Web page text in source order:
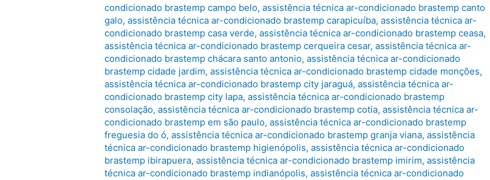
condicionado brastemp campo belo,assistência técnica ar-condicionado brastemp canto
galo,assistência técnica ar-condicionado brastemp carapicuíba,assistência técnica ar-
condicionado brastemp casa verde,assistência técnica ar-condicionado brastemp ceasa,
assistência técnica ar-condicionado brastemp cerqueira cesar,assistência técnica ar-
condicionado brastemp chácara santo antonio,assistência técnica ar-condicionado
brastemp cidade jardim,assistência técnica ar-condicionado brastemp cidade monções,
assistência técnica ar-condicionado brastemp city jaraguá,assistência técnica ar-
condicionado brastemp city lapa,assistência técnica ar-condicionado brastemp
consolação,assistência técnica ar-condicionado brastemp cotia,assistência técnica ar-
condicionado brastemp em são paulo,assistência técnica ar-condicionado brastemp
freguesia do ó,assistência técnica ar-condicionado brastemp granja viana,assistência
técnica ar-condicionado brastemp higienópolis,assistência técnica ar-condicionado
brastemp ibirapuera,assistência técnica ar-condicionado brastemp imirim,assistência
técnica ar-condicionado brastemp indianópolis,assistência técnica ar-condicionado